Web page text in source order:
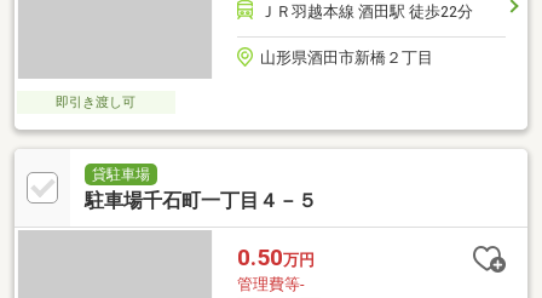
ＪＲ羽越本線 酒田駅 徒歩22分
山形県酒田市新橋２丁目
即引き渡し可
貸駐車場
駐車場千石町一丁目４－５
0.50万円
管理費等-